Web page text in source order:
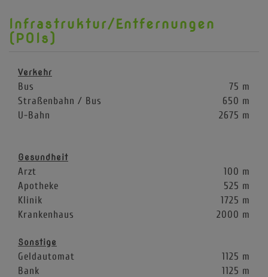
Infrastruktur/Entfernungen
(POIs)
Verkehr
Bus
75 m
Straßenbahn / Bus
650 m
U-Bahn
2675 m
Gesundheit
Arzt
100 m
Apotheke
525 m
Klinik
1725 m
Krankenhaus
2000 m
Sonstige
Geldautomat
1125 m
Bank
1125 m